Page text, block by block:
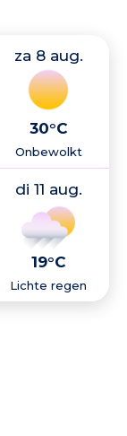
za 8 aug.
30°C
Onbewolkt
di 11 aug.
19°C
Lichte regen